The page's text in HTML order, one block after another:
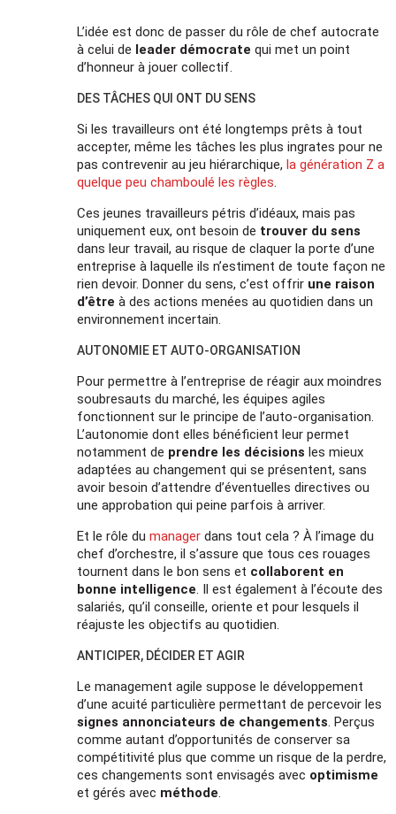
L’idée est donc de passer du rôle de chef autocrate
à celui de leader démocrate qui met un point
d’honneur à jouer collectif.
DES TÂCHES QUI ONT DU SENS
Si les travailleurs ont été longtemps prêts à tout
accepter, même les tâches les plus ingrates pour ne
pas contrevenir au jeu hiérarchique,la génération Z a
quelque peu chamboulé les règles.
Ces jeunes travailleurs pétris d’idéaux, mais pas
uniquement eux, ont besoin de trouver du sens
dans leur travail, au risque de claquer la porte d’une
entreprise à laquelle ils n’estiment de toute façon ne
rien devoir. Donner du sens, c’est offrir une raison
d’être à des actions menées au quotidien dans un
environnement incertain.
AUTONOMIE ET AUTO-ORGANISATION
Pour permettre à l’entreprise de réagir aux moindres
soubresauts du marché, les équipes agiles
fonctionnent sur le principe de l’auto-organisation.
L’autonomie dont elles bénéficient leur permet
notamment de prendre les décisions les mieux
adaptées au changement qui se présentent, sans
avoir besoin d’attendre d’éventuelles directives ou
une approbation qui peine parfois à arriver.
Et le rôle dumanager dans tout cela ? À l’image du
chef d’orchestre, il s’assure que tous ces rouages
tournent dans le bon sens et collaborent en
bonne intelligence. Il est également à l’écoute des
salariés, qu’il conseille, oriente et pour lesquels il
réajuste les objectifs au quotidien.
ANTICIPER, DÉCIDER ET AGIR
Le management agile suppose le développement
d’une acuité particulière permettant de percevoir les
signes annonciateurs de changements. Perçus
comme autant d’opportunités de conserver sa
compétitivité plus que comme un risque de la perdre,
ces changements sont envisagés avec optimisme
et gérés avec méthode.